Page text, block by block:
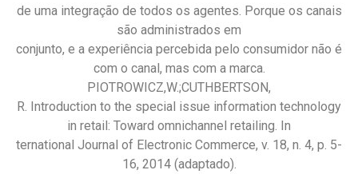
de uma integração de todos os agentes. Porque os canais
são administrados em
conjunto, e a experiência percebida pelo consumidor não é
com o canal, mas com a marca.
PIOTROWICZ,W.;CUTHBERTSON,
R. Introduction to the special issue information technology
in retail: Toward omnichannel retailing. In
ternational Journal of Electronic Commerce, v. 18, n. 4, p. 5-
16, 2014 (adaptado).